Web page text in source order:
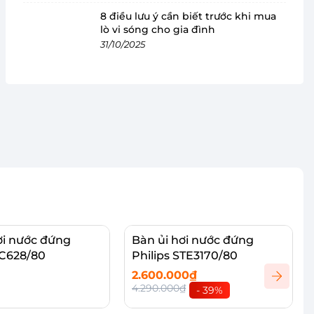
8 điều lưu ý cần biết trước khi mua
lò vi sóng cho gia đình
31/10/2025
nước đứng
80
Bàn ủi hơi nước đứng
Philips STE3170/80
2.600.000₫
4.290.000₫ - 39%